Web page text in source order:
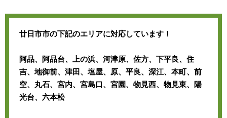
廿日市市の下記のエリアに対応しています！
阿品、阿品台、上の浜、河津原、佐方、下平良、住
吉、地御前、津田、塩屋、原、平良、深江、本町、前
空、丸石、宮内、宮島口、宮園、物見西、物見東、陽
光台、六本松